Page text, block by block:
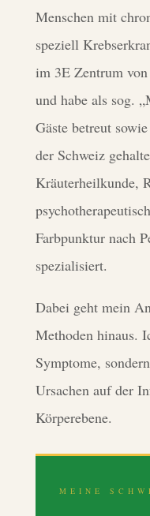
Menschen mit
speziell
im 3E Zentrum
und habe als sog.
Gäste betreut
der Schweiz
Kräuterheilkunde,
Farbpunktur nach
spezialisiert.
Dabei geht mein
Methoden hinaus.
Symptome,
Ursachen auf der
Körperebene.
MEINE